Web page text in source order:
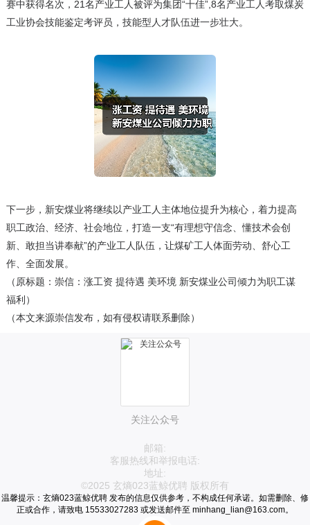
赛中获得名次，21名产业工人被评为集团“十佳”,8名产业工人考取煤炭
工业协会技能鉴定考评员，技能型人才队伍进一步壮大。
下一步，新安煤业将继续以产业工人主体地位提升为核心，着力提高
职工政治、经济、社会地位，打造一支“有理想守信念、懂技术会创
新、敢担当讲奉献”的产业工人队伍，让煤矿工人体面劳动、舒心工
作、全面发展。
（原标题：崇信：涨工资 提待遇 美环境 新安煤业公司倾力为职工谋
福利）
（本文来源崇信发布，如有侵权请联系删除）
关注公众号
邮箱:
客服热线和举报电话:
地址:
©2025 玄熵023蓝鲸优聘 版权所有
温馨提示：玄熵023蓝鲸优聘 发布的信息仅供参考，不构成任何承诺。如需删除、修
正或合作，请致电 15533027283 或发送邮件至 minhang_lian@163.com。